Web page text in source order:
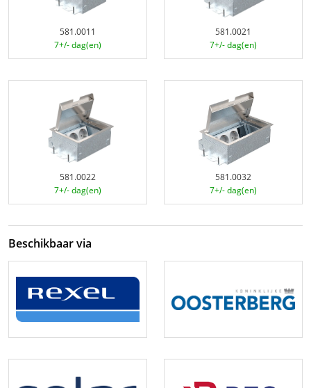
581.0011
7+/- dag(en)
581.0021
7+/- dag(en)
581.0022
7+/- dag(en)
581.0032
7+/- dag(en)
Beschikbaar via